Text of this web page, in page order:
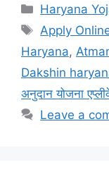
Categories
Haryana
Tags
Apply
Haryana,
Dakshin
अनुदान योजना
Leave a